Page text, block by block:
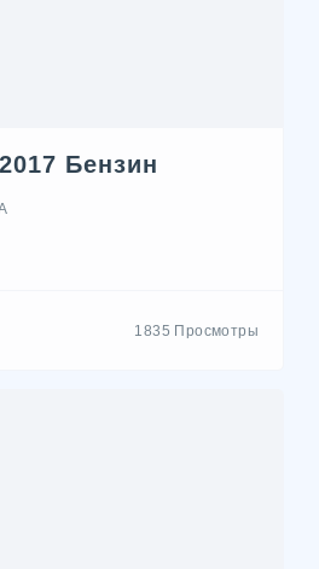
Бензин
1835 Просмотры